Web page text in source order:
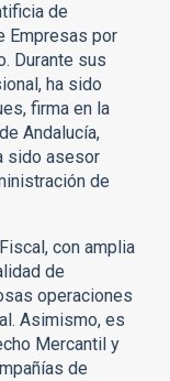
de
Empresas por
Durante sus
ha sido
firma en la
Andalucía,
sido asesor
de
con amplia
de
operaciones
Asimismo, es
Mercantil y
de